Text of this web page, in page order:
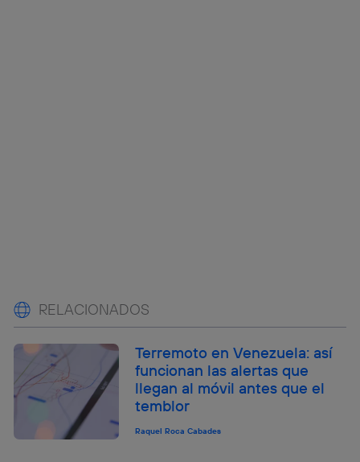
RELACIONADOS
Terremoto en Venezuela: así
funcionan las alertas que
llegan al móvil antes que el
temblor
Raquel Roca Cabades